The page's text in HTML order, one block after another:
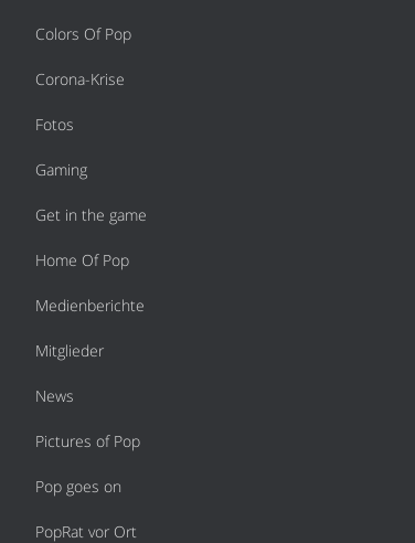
Colors Of Pop
Corona-Krise
Fotos
Gaming
Get in the game
Home Of Pop
Medienberichte
Mitglieder
News
Pictures of Pop
Pop goes on
PopRat vor Ort